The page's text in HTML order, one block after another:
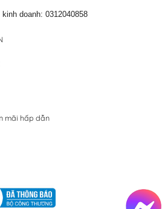
doanh: 0312040858
mãi hấp dẫn